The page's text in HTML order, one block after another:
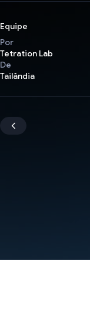
Equipe
Por
Tetration Lab
De
Tailândia